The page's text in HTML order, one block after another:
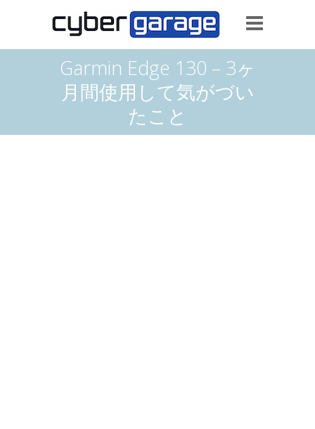
Garmin Edge 130 – 3ヶ
月間使用して気がづい
たこと